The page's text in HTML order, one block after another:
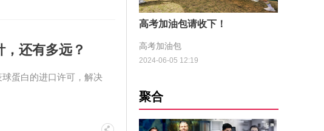
还有多远？
蛋白的进口许可，解决
高考加油包请收下！
高考加油包
2024-06-05 12:19
聚合